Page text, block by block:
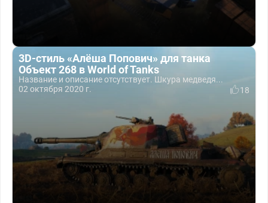
3D-стиль «Алёша Попович» для танка
Объект 268 в World of Tanks
Название и описание отсутствует. Шкура медведя...
02 октября 2020 г.
18